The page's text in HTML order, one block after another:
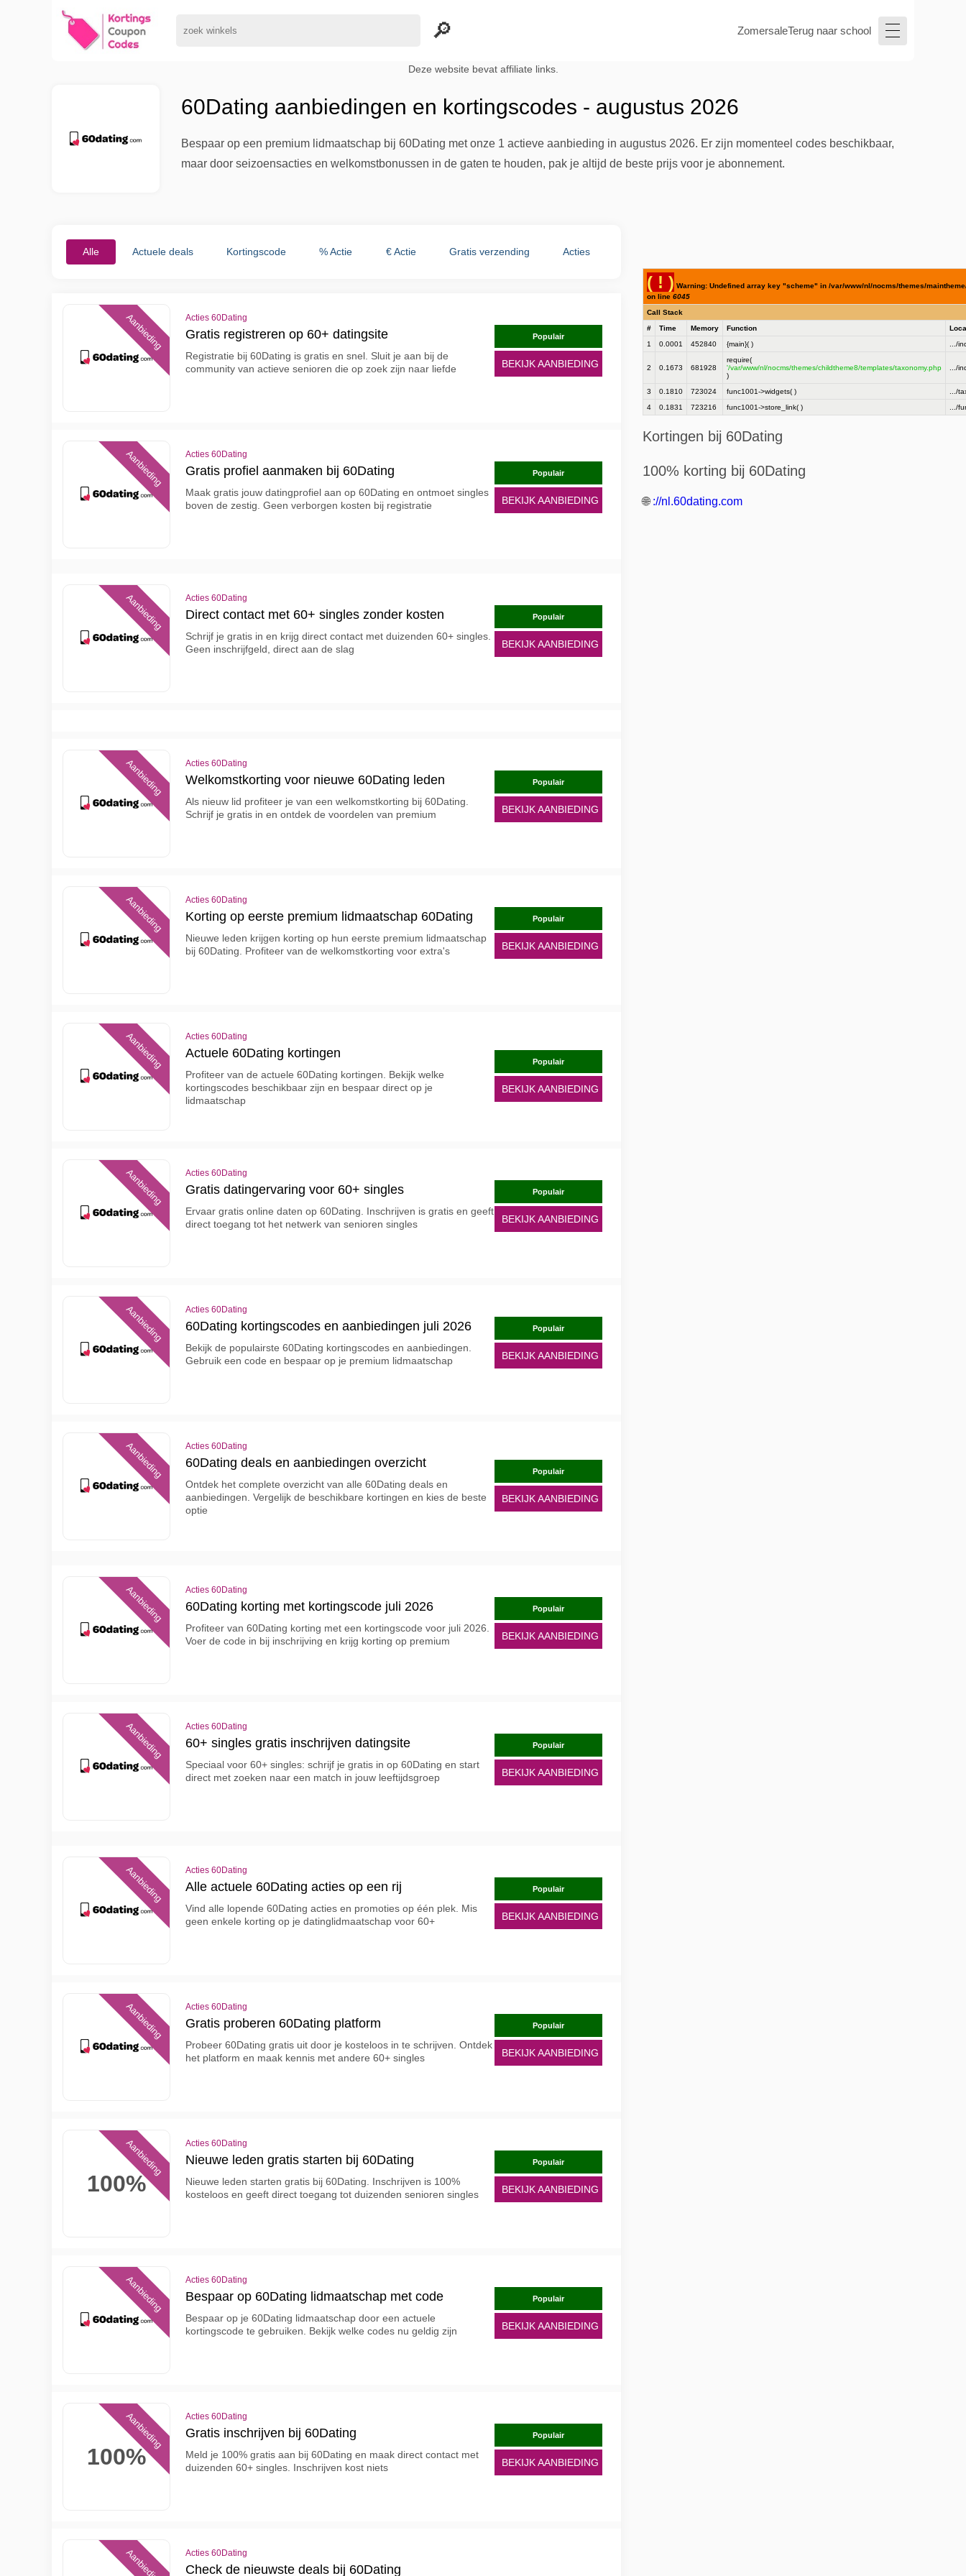
ZomersaleTerug naar school
Deze website bevat affiliate links.
60Dating aanbiedingen en kortingscodes - augustus 2026
Bespaar op een premium lidmaatschap bij 60Dating met onze 1 actieve aanbieding in augustus 2026. Er zijn momenteel codes beschikbaar,
maar door seizoensacties en welkomstbonussen in de gaten te houden, pak je altijd de beste prijs voor je abonnement.
Alle Actuele deals Kortingscode % Actie € Actie Gratis verzending Acties
Aanbieding Acties 60Dating
Gratis registreren op 60+ datingsite
Registratie bij 60Dating is gratis en snel. Sluit je aan bij de
community van actieve senioren die op zoek zijn naar liefde
Populair
BEKIJK AANBIEDING
Aanbieding Acties 60Dating
Gratis profiel aanmaken bij 60Dating
Maak gratis jouw datingprofiel aan op 60Dating en ontmoet singles
boven de zestig. Geen verborgen kosten bij registratie
Populair
BEKIJK AANBIEDING
Aanbieding Acties 60Dating
Direct contact met 60+ singles zonder kosten
Schrijf je gratis in en krijg direct contact met duizenden 60+ singles.
Geen inschrijfgeld, direct aan de slag
Populair
BEKIJK AANBIEDING
Aanbieding Acties 60Dating
Welkomstkorting voor nieuwe 60Dating leden
Als nieuw lid profiteer je van een welkomstkorting bij 60Dating.
Schrijf je gratis in en ontdek de voordelen van premium
Populair
BEKIJK AANBIEDING
Aanbieding Acties 60Dating
Korting op eerste premium lidmaatschap 60Dating
Nieuwe leden krijgen korting op hun eerste premium lidmaatschap
bij 60Dating. Profiteer van de welkomstkorting voor extra's
Populair
BEKIJK AANBIEDING
Aanbieding Acties 60Dating
Actuele 60Dating kortingen
Profiteer van de actuele 60Dating kortingen. Bekijk welke
kortingscodes beschikbaar zijn en bespaar direct op je
lidmaatschap
Populair
BEKIJK AANBIEDING
Aanbieding Acties 60Dating
Gratis datingervaring voor 60+ singles
Ervaar gratis online daten op 60Dating. Inschrijven is gratis en geeft
direct toegang tot het netwerk van senioren singles
Populair
BEKIJK AANBIEDING
Aanbieding Acties 60Dating
60Dating kortingscodes en aanbiedingen juli 2026
Bekijk de populairste 60Dating kortingscodes en aanbiedingen.
Gebruik een code en bespaar op je premium lidmaatschap
Populair
BEKIJK AANBIEDING
Aanbieding Acties 60Dating
60Dating deals en aanbiedingen overzicht
Ontdek het complete overzicht van alle 60Dating deals en
aanbiedingen. Vergelijk de beschikbare kortingen en kies de beste
optie
Populair
BEKIJK AANBIEDING
Aanbieding Acties 60Dating
60Dating korting met kortingscode juli 2026
Profiteer van 60Dating korting met een kortingscode voor juli 2026.
Voer de code in bij inschrijving en krijg korting op premium
Populair
BEKIJK AANBIEDING
Aanbieding Acties 60Dating
60+ singles gratis inschrijven datingsite
Speciaal voor 60+ singles: schrijf je gratis in op 60Dating en start
direct met zoeken naar een match in jouw leeftijdsgroep
Populair
BEKIJK AANBIEDING
Aanbieding Acties 60Dating
Alle actuele 60Dating acties op een rij
Vind alle lopende 60Dating acties en promoties op één plek. Mis
geen enkele korting op je datinglidmaatschap voor 60+
Populair
BEKIJK AANBIEDING
Aanbieding Acties 60Dating
Gratis proberen 60Dating platform
Probeer 60Dating gratis uit door je kosteloos in te schrijven. Ontdek
het platform en maak kennis met andere 60+ singles
Populair
BEKIJK AANBIEDING
100%
Aanbieding Acties 60Dating
Nieuwe leden gratis starten bij 60Dating
Nieuwe leden starten gratis bij 60Dating. Inschrijven is 100%
kosteloos en geeft direct toegang tot duizenden senioren singles
Populair
BEKIJK AANBIEDING
Aanbieding Acties 60Dating
Bespaar op 60Dating lidmaatschap met code
Bespaar op je 60Dating lidmaatschap door een actuele
kortingscode te gebruiken. Bekijk welke codes nu geldig zijn
Populair
BEKIJK AANBIEDING
100%
Aanbieding Acties 60Dating
Gratis inschrijven bij 60Dating
Meld je 100% gratis aan bij 60Dating en maak direct contact met
duizenden 60+ singles. Inschrijven kost niets
Populair
BEKIJK AANBIEDING
Aanbieding Acties 60Dating
Check de nieuwste deals bij 60Dating
( ! ) Warning: Undefined array key "scheme" in /var/www/nl/nocms/themes/
on line 6045
Call Stack
#
Time Memory Function
1
0.0001 452840 {main}( ) .../
2 0.1673 681928
require(
'/var/www/nl/nocms/themes/childtheme8/templates/taxonomy.php
)
.../
3 0.1810 723024 func1001->widgets( )
.../
4
0.1831 723216 func1001->store_link( ) .../
Kortingen bij 60Dating
100% korting bij 60Dating
🌐 ://nl.60dating.com